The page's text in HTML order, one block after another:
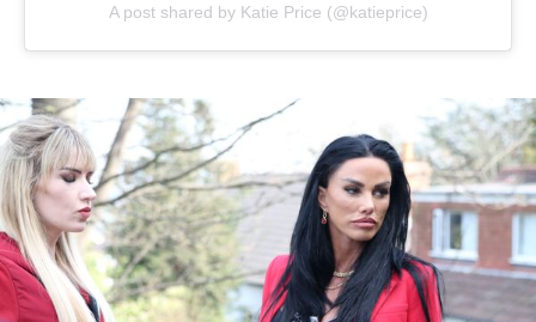
A post shared by Katie Price (@katieprice)